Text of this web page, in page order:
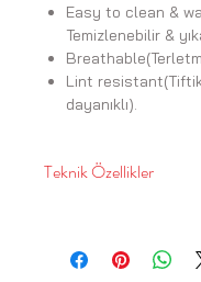
Easy to clean &
Temizlenebilir &
Lint
dayanıklı).
Teknik Özellikler
gr/m±%5 )